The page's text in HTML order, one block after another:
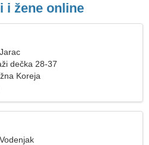
i žene online
dečka 28-37
Koreja